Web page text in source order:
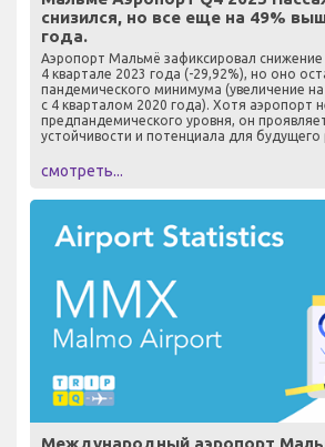
снизился, но все еще на 49%
года.
Аэропорт Мальмё зафиксировал снижение
4 квартале 2023 года (-29,92%), но оно
пандемического минимума (увеличение
с 4 кварталом 2020 года). Хотя аэропорт
предпандемического уровня, он
устойчивости и потенциала для будущего
смотреть...
Международный аэропорт